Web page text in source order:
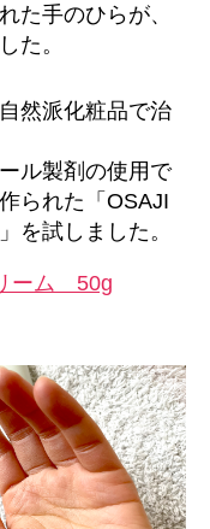
た手のひらが、
た。
然派化粧品で治
ル製剤の使用で
られた「OSAJI
を試しました。
ーム 50g